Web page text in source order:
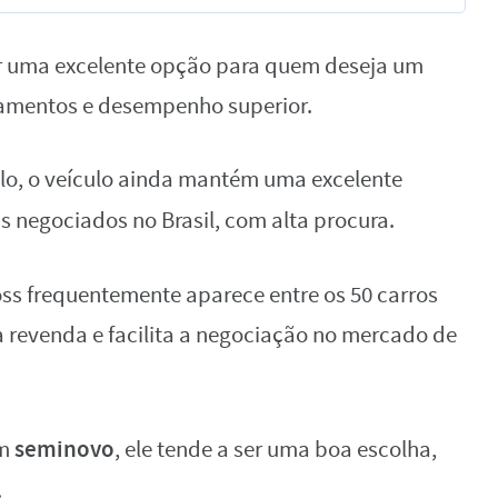
excelente opção para quem deseja um
e desempenho superior.
o veículo ainda mantém uma excelente
negociados no Brasil, com alta procura.
frequentemente aparece entre os 50 carros
e facilita a negociação no mercado de
seminovo, ele tende a ser uma boa escolha,